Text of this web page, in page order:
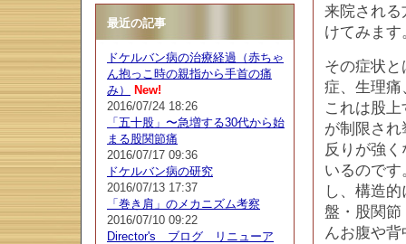
来院される
けてみます
その症状
症、生理痛
これは股
が制限さ
反りが強
いるので
し、構造
盤・股関
んお腹や背
最近の記事
ドケルバン病の治療経過（赤ちゃ
ん抱っこ時の親指から手首の痛
み）
New!
2016/07/24 18:26
「五十股」〜急増する30代から始
まる股関節痛
2016/07/17 09:36
ドケルバン病の研究
2016/07/13 17:37
「巻き肩」のメカニズム考察
2016/07/10 09:22
Director's ブログ リニューア